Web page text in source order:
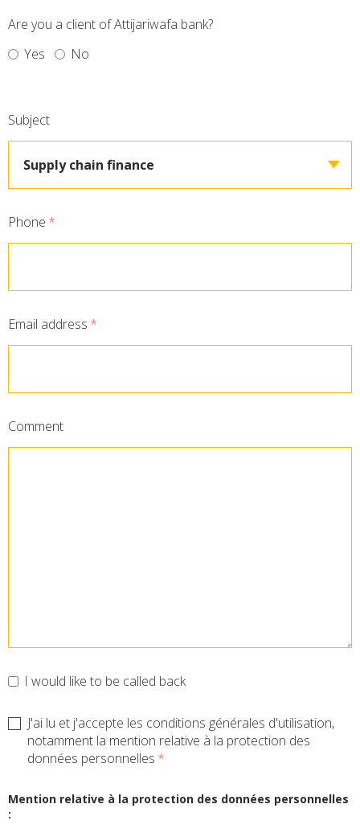
Are you a client of Attijariwafa bank?
Yes
No
Subject
Supply chain finance
Phone *
Email address *
Comment
I would like to be called back
J'ai lu et j'accepte les conditions générales d'utilisation,
notamment la mention relative à la protection des
données personnelles *
Mention relative à la protection des données personnelles
: